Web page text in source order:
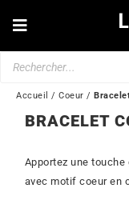
auToggle
Navigation
BRACELETS
COLLIERS
BAGUES
Accueil / Coeur /
BRACELET
Apportez une
avec motif coeur en